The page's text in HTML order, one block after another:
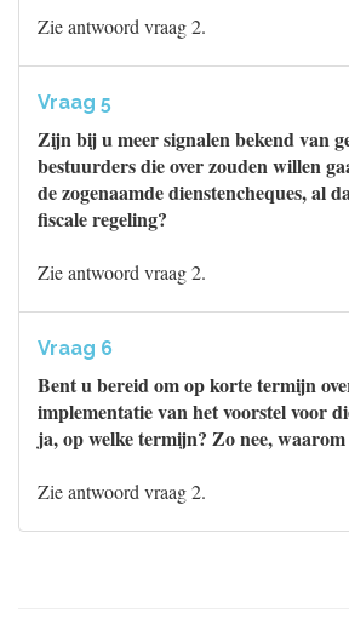
Zie antwoord vraag 2.
Vraag 5
Zijn bij u meer signalen bekend van
bestuurders die over zouden willen
de zogenaamde dienstencheques, al
fiscale regeling?
Zie antwoord vraag 2.
Vraag 6
Bent u bereid om op korte termijn
implementatie van het voorstel voor
ja, op welke termijn? Zo nee,
Zie antwoord vraag 2.